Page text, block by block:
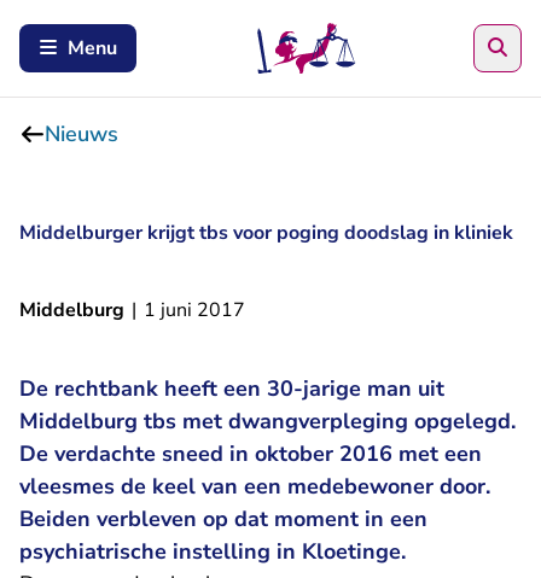
Menu
Nieuws
Middelburger krijgt tbs voor poging doodslag in kliniek
Middelburg | 1 juni 2017
De rechtbank heeft een 30-jarige man uit
Middelburg tbs met dwangverpleging opgelegd.
De verdachte sneed in oktober 2016 met een
vleesmes de keel van een medebewoner door.
Beiden verbleven op dat moment in een
psychiatrische instelling in Kloetinge.